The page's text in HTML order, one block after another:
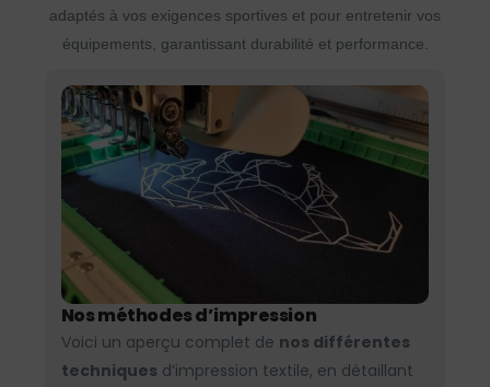
adaptés à vos exigences sportives et pour entretenir vos
équipements, garantissant durabilité et performance.
Nos méthodes d’impression
Voici un aperçu complet de nos différentes
techniques d’impression textile, en détaillant